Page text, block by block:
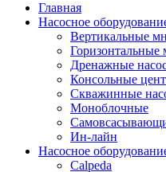
Главная
Насосное
Вертикальные
Горизонтальные
Дренажные
Консольные
Скважинные
Моноблочные
Ин-лайн
Насосное
Calpeda